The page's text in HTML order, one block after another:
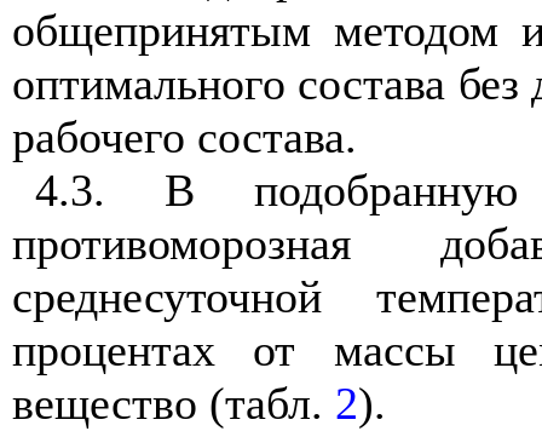
общепринятым методом
оптимального состава
рабочего состава.
4.3. В подобранную
противоморозная
среднесуточной
процентах от массы
вещество (табл. 2).